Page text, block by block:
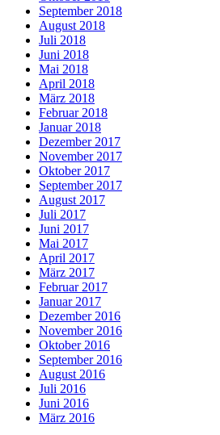
September 2018
August 2018
Juli 2018
Juni 2018
Mai 2018
April 2018
März 2018
Februar 2018
Januar 2018
Dezember 2017
November 2017
Oktober 2017
September 2017
August 2017
Juli 2017
Juni 2017
Mai 2017
April 2017
März 2017
Februar 2017
Januar 2017
Dezember 2016
November 2016
Oktober 2016
September 2016
August 2016
Juli 2016
Juni 2016
März 2016